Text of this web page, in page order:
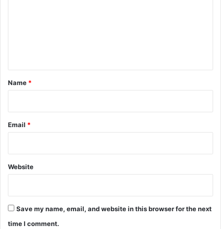
*
Name *
Email *
Website
Save my name, email, and website in this browser for the next
time I comment.